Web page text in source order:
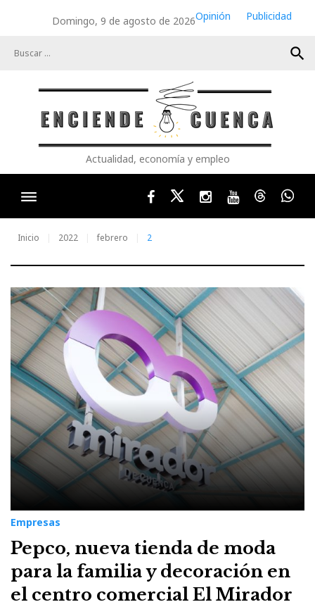
Domingo, 9 de agosto de 2026Opinión
Publicidad
search
Actualidad, economía y empleo
FacebookTwitterInstagram
YoutubeThreads
Inicio 2022 febrero 2
Día:
2
de
febrero
de
2022
Empresas
Pepco, nueva tienda de moda
para la familia y decoración en
el centro comercial El Mirador